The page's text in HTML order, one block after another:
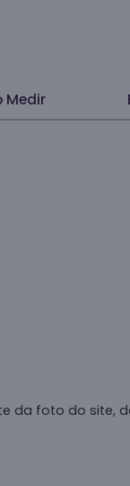
Medir
da foto do site,